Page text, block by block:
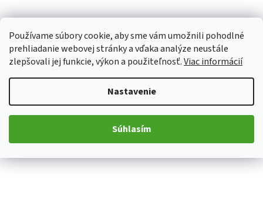
Používame súbory cookie, aby sme vám umožnili pohodlné
prehliadanie webovej stránky a vďaka analýze neustále
zlepšovali jej funkcie, výkon a použiteľnosť.Viac informácií
Nastavenie
Súhlasím